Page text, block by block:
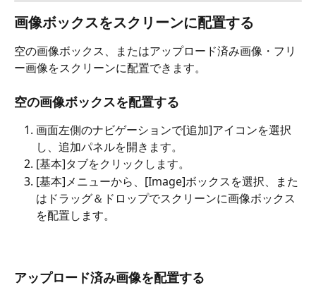
画像ボックスをスクリーンに配置する
空の画像ボックス、またはアップロード済み画像・フリ
ー画像をスクリーンに配置できます。
空の画像ボックスを配置する
画面左側のナビゲーションで[追加]アイコンを選択
し、追加パネルを開きます。
[基本]タブをクリックします。
[基本]メニューから、[Image]ボックスを選択、また
はドラッグ＆ドロップでスクリーンに画像ボックス
を配置します。
アップロード済み画像を配置する